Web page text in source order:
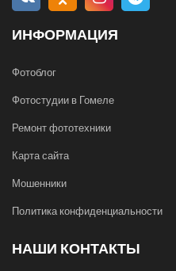
ИНФОРМАЦИЯ
Фотоблог
Фотостудии в Гомеле
Ремонт фототехники
Карта сайта
Мошенники
Политика конфиденциальности
НАШИ КОНТАКТЫ